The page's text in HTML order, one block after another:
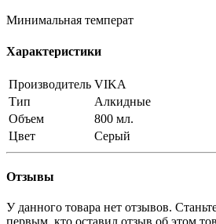
Минимальная температ
Характеристики
Производитель VIKA
Тип
Алкидные
Объем
800 мл.
Цвет
Серый
Отзывы
У данного товара нет отзывов.